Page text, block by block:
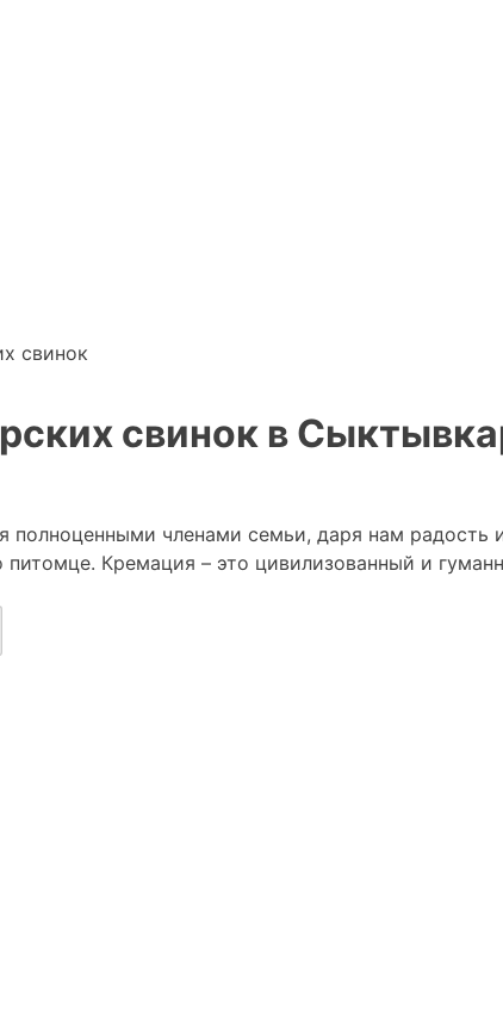
свинок
свинок в
полноценными членами семьи, даря нам
Кремация – это цивилизованный и